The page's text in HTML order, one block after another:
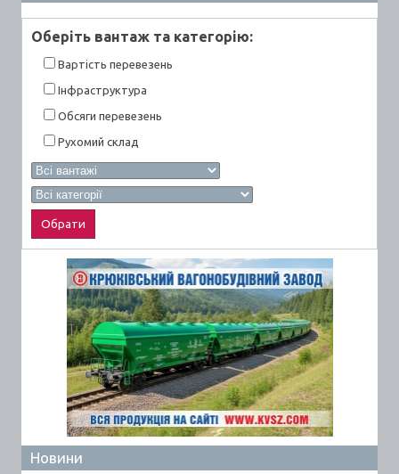
Оберiть вантаж та категорiю:
Вартiсть перевезень
Інфраструктура
Обсяги перевезень
Рухомий склад
Новини